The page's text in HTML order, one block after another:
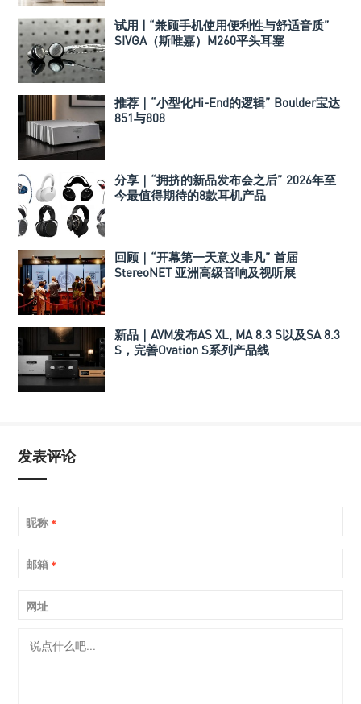
试用 | “兼顾手机使用便利性与舒适音质”
SIVGA（斯唯嘉）M260平头耳塞
推荐｜“小型化Hi-End的逻辑” Boulder宝达
851与808
分享｜“拥挤的新品发布会之后” 2026年至
今最值得期待的8款耳机产品
回顾｜“开幕第一天意义非凡” 首届
StereoNET 亚洲高级音响及视听展
新品｜AVM发布AS XL, MA 8.3 S以及SA 8.3
S，完善Ovation S系列产品线
发表评论
昵称 *
邮箱 *
网址